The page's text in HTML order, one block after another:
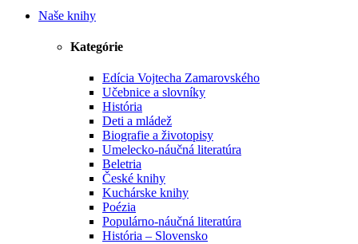
Naše knihy
Kategórie
Edícia Vojtecha Zamarovského
Učebnice a slovníky
História
Deti a mládež
Biografie a životopisy
Umelecko-náučná literatúra
Beletria
České knihy
Kuchárske knihy
Poézia
Populárno-náučná literatúra
História – Slovensko